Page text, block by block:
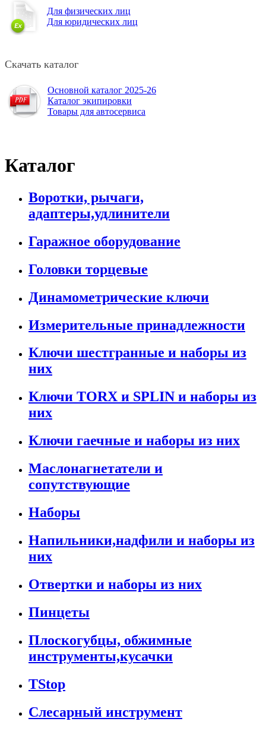
Для физических лиц
Для юридических лиц
Скачать каталог
Основной каталог 2025-26
Каталог экипировки
Товары для автосервиса
Каталог
Воротки, рычаги,
адаптеры,удлинители
Гаражное оборудование
Головки торцевые
Динамометрические ключи
Измерительные принадлежности
Ключи шестгранные и наборы из
них
Ключи TORX и SPLIN и наборы из
них
Ключи гаечные и наборы из них
Маслонагнетатели и
сопутствующие
Наборы
Напильники,надфили и наборы из
них
Отвертки и наборы из них
Пинцеты
Плоскогубцы, обжимные
инструменты,кусачки
TStop
Слесарный инструмент